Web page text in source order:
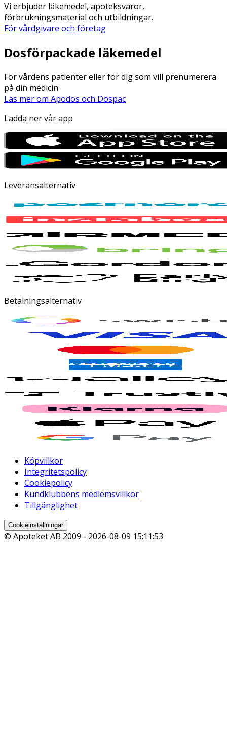
Vi erbjuder läkemedel, apoteksvaror,
förbrukningsmaterial och utbildningar.
För vårdgivare och företag
Dosförpackade läkemedel
För vårdens patienter eller för dig som vill prenumerera
på din medicin
Läs mer om Apodos och Dospac
Ladda ner vår app
Leveransalternativ
Betalningsalternativ
Köpvillkor
Integritetspolicy
Cookiepolicy
Kundklubbens medlemsvillkor
Tillgänglighet
Cookieinställningar
© Apoteket AB 2009 - 2026-08-09 15:11:53